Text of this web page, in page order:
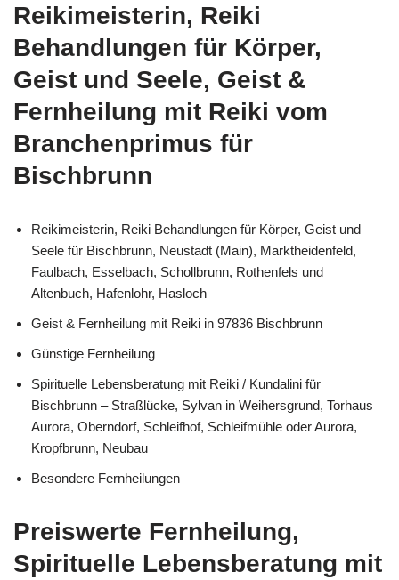
Reikimeisterin, Reiki
Behandlungen für Körper,
Geist und Seele, Geist &
Fernheilung mit Reiki vom
Branchenprimus für
Bischbrunn
Reikimeisterin, Reiki Behandlungen für Körper, Geist und
Seele für Bischbrunn, Neustadt (Main), Marktheidenfeld,
Faulbach, Esselbach, Schollbrunn, Rothenfels und
Altenbuch, Hafenlohr, Hasloch
Geist & Fernheilung mit Reiki in 97836 Bischbrunn
Günstige Fernheilung
Spirituelle Lebensberatung mit Reiki / Kundalini für
Bischbrunn – Straßlücke, Sylvan in Weihersgrund, Torhaus
Aurora, Oberndorf, Schleifhof, Schleifmühle oder Aurora,
Kropfbrunn, Neubau
Besondere Fernheilungen
Preiswerte Fernheilung,
Spirituelle Lebensberatung mit